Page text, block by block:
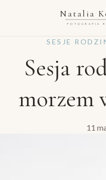
Natalia
FOTOGRAFIA
SESJE
Sesja
morzem
11